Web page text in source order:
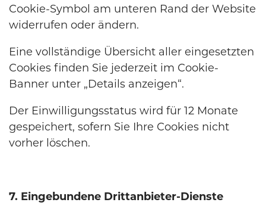
Cookie-Symbol am unteren Rand der Website
widerrufen oder ändern.
Eine vollständige Übersicht aller eingesetzten
Cookies finden Sie jederzeit im Cookie-
Banner unter „Details anzeigen“.
Der Einwilligungsstatus wird für 12 Monate
gespeichert, sofern Sie Ihre Cookies nicht
vorher löschen.
7. Eingebundene Drittanbieter-Dienste